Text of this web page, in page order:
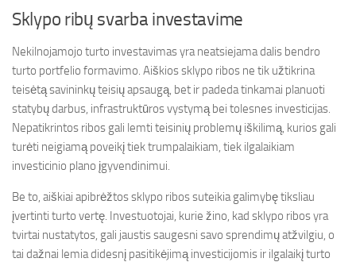
Sklypo ribų svarba investavime
Nekilnojamojo turto investavimas yra neatsiejama dalis bendro
turto portfelio formavimo. Aiškios sklypo ribos ne tik užtikrina
teisėtą savininkų teisių apsaugą, bet ir padeda tinkamai planuoti
statybų darbus, infrastruktūros vystymą bei tolesnes investicijas.
Nepatikrintos ribos gali lemti teisinių problemų iškilimą, kurios gali
turėti neigiamą poveikį tiek trumpalaikiam, tiek ilgalaikiam
investicinio plano įgyvendinimui.
Be to, aiškiai apibrėžtos sklypo ribos suteikia galimybę tiksliau
įvertinti turto vertę. Investuotojai, kurie žino, kad sklypo ribos yra
tvirtai nustatytos, gali jaustis saugesni savo sprendimų atžvilgiu, o
tai dažnai lemia didesnį pasitikėjimą investicijomis ir ilgalaikį turto